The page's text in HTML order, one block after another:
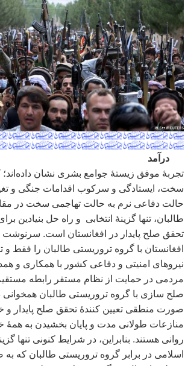
درآمد
تجربۀ موفق زیستۀ جوامع بشری نشان داده
سخت، ایستادگی و سرکوب اقدامات جنگی و
حالت دفاعی نرم به حالت تهاجمی سخت در
طالبان، تنها گزینۀ انتخابی و راه حل بنیادین
تحقق صلح پایدار در افغانستان است. سرنوشت
افغانستان با گروه تروریستی طالبان را فقط
نیروهای امنیتی و دفاعی کشور با همکاری و
مردمی در حمایت از نظام مستقر رابطه
صلح سازی با گروه تروریستی طالبان همخوانی
صورت منطقی تعیین کنندۀ تحقق صلح پایدار و
منازعات طولانی مدت و پایان بخشیدن به
روانی هستند. بنابراین، در شرایط کنونی تنها
اسلامی در برابر گروه تروریستی طالبان که